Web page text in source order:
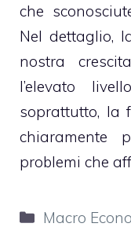
che
Nel dettaglio,
nostra
l’elevato
soprattutto, la
chiaramente
problemi che
Categorie
Macro